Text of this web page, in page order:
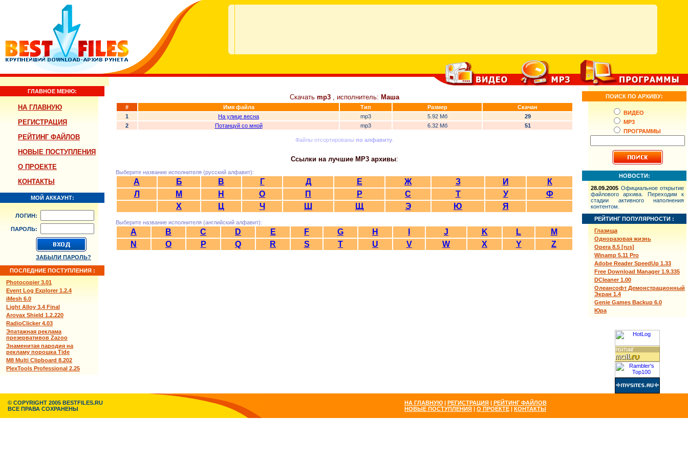
ГЛАВНОЕ МЕНЮ:
НА ГЛАВНУЮ
РЕГИСТРАЦИЯ
РЕЙТИНГ ФАЙЛОВ
НОВЫЕ ПОСТУПЛЕНИЯ
О ПРОЕКТЕ
КОНТАКТЫ
МОЙ АККАУНТ:
ЛОГИН:
ПАРОЛЬ:
ЗАБЫЛИ ПАРОЛЬ?
ПОСЛЕДНИЕ ПОСТУПЛЕНИЯ :
Photocopier 3.01
Event Log Explorer 1.2.4
iMesh 6.0
Light Alloy 3.4 Final
Arovax Shield 1.2.220
RadioClicker 4.03
Эпатажная реклама
презервативов Zazoo
Знаменитая пародия на
рекламу порошка Tide
M8 Multi Clipboard 8.202
PlexTools Professional 2.25
Скачать mp3 , исполнитель: Маша
# Имя файла Тип Размер
Скачан
1
На улице весна mp3 5.92 Мб
29
2
Потанцуй со мной mp3 6.32 Мб 51
Файлы отсортированы по алфавиту
Ссылки на лучшие MP3 архивы:
Выберите название исполнителя (русский алфавит):
А Б В Г Д Е Ж З И
К
Л
М Н О П Р С Т У
Ф
Х
Ц Ч Ш Щ Э Ю Я
Выберите название исполнителя (английский алфавит):
A B C D E F G H J K L
M
N
O P Q R S T U V W X Y Z
ПОИСК ПО АРХИВУ:
ВИДЕО
MP3
ПРОГРАММЫ
НОВОСТИ:
28.09.2005 Официальное открытие
файлового архива. Переходим к
стадии активного наполнения
контентом.
РЕЙТИНГ ПОПУЛЯРНОСТИ :
Глазища
Одноразовая жизнь
Opera 8.5 [rus]
Winamp 5.11 Pro
Adobe Reader SpeedUp 1.33
Free Download Manager 1.9.335
DCleaner 1.00
Олеансофт Демонстрационный
Экран 1.4
Genie Games Backup 6.0
Юра
© COPYRIGHT 2005 BESTFILES.RU
ВСЕ ПРАВА СОХРАНЕНЫ
НА ГЛАВНУЮ | РЕГИСТРАЦИЯ | РЕЙТИНГ ФАЙЛОВ
НОВЫЕ ПОСТУПЛЕНИЯ | О ПРОЕКТЕ | КОНТАКТЫ